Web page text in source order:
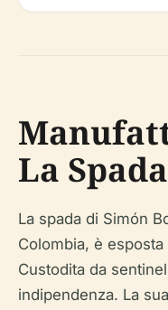
La
La spada di Simón
Colombia, è
Custodita da
indipendenza. La